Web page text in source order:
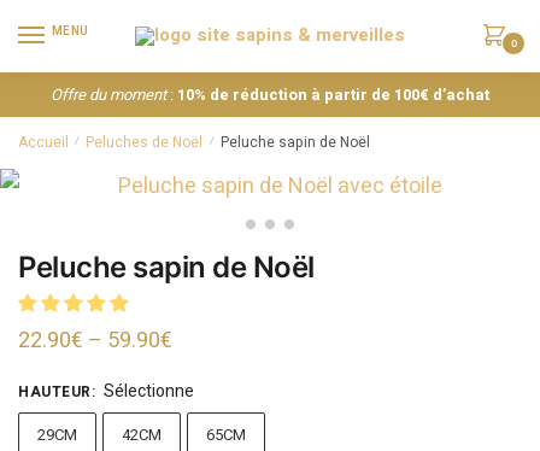
MENU
0
Offre du moment: 10% de réduction à partir de 100€ d’achat
Accueil / Peluches de Noël / Peluche sapin de Noël
Peluche sapin de Noël
22.90€ – 59.90€
HAUTEUR: Sélectionne
29CM 42CM
65CM